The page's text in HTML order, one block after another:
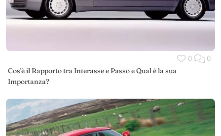
0 0
Cos'è il Rapporto tra Interasse e Passo e Qual è la sua
Importanza?